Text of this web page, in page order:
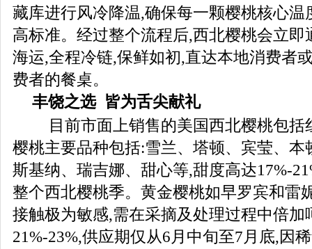
藏库进行风冷降温,确保每一颗樱桃核心
高标准。经过整个流程后,西北樱桃会立即
海运,全程冷链,保鲜如初,直达本地消费者
费者的餐桌。
丰饶之选 皆为舌尖献礼
目前市面上销售的美国西北樱桃包括
樱桃主要品种包括:雪兰、塔顿、宾莹、本
斯基纳、瑞吉娜、甜心等,甜度高达17%-
整个西北樱桃季。黄金樱桃如早罗宾和雷
接触极为敏感,需在采摘及处理过程中倍加
21%-23%,供应期仅从6月中旬至7月底,因